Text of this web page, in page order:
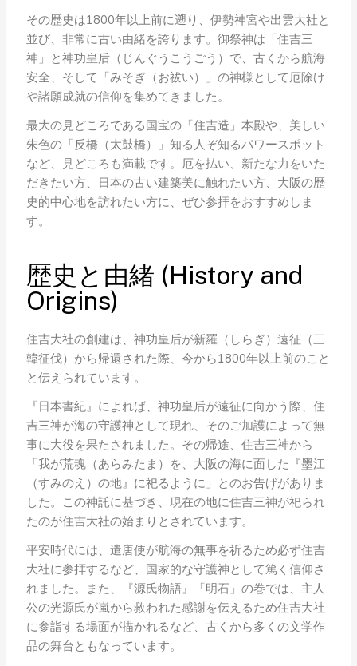
その歴史は1800年以上前に遡り、伊勢神宮や出雲大社と
並び、非常に古い由緒を誇ります。御祭神は「住吉三
神」と神功皇后（じんぐうこうごう）で、古くから航海
安全、そして「みそぎ（お祓い）」の神様として厄除け
や諸願成就の信仰を集めてきました。
最大の見どころである国宝の「住吉造」本殿や、美しい
朱色の「反橋（太鼓橋）」知る人ぞ知るパワースポット
など、見どころも満載です。厄を払い、新たな力をいた
だきたい方、日本の古い建築美に触れたい方、大阪の歴
史的中心地を訪れたい方に、ぜひ参拝をおすすめしま
す。
歴史と由緒 (History and
Origins)
住吉大社の創建は、神功皇后が新羅（しらぎ）遠征（三
韓征伐）から帰還された際、今から1800年以上前のこと
と伝えられています。
『日本書紀』によれば、神功皇后が遠征に向かう際、住
吉三神が海の守護神として現れ、そのご加護によって無
事に大役を果たされました。その帰途、住吉三神から
「我が荒魂（あらみたま）を、大阪の海に面した『墨江
（すみのえ）の地』に祀るように」とのお告げがありま
した。この神託に基づき、現在の地に住吉三神が祀られ
たのが住吉大社の始まりとされています。
平安時代には、遣唐使が航海の無事を祈るため必ず住吉
大社に参拝するなど、国家的な守護神として篤く信仰さ
れました。また、『源氏物語』「明石」の巻では、主人
公の光源氏が嵐から救われた感謝を伝えるため住吉大社
に参詣する場面が描かれるなど、古くから多くの文学作
品の舞台ともなっています。